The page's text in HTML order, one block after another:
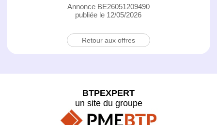
Annonce BE26051209490
publiée le 12/05/2026
Retour aux offres
BTPEXPERT
un site du groupe